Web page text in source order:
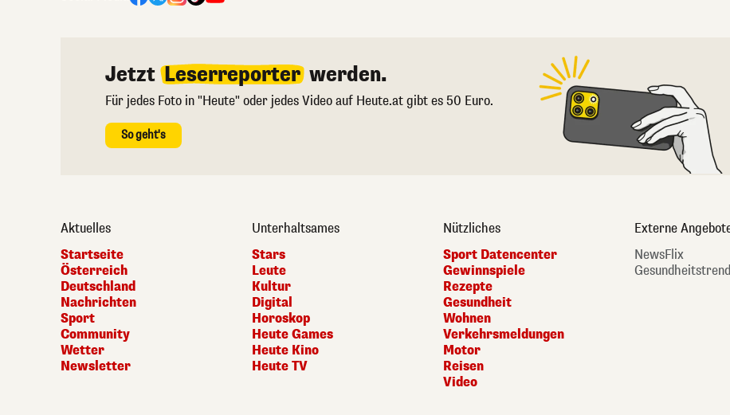
Jetzt Leserreporter werden.
Für jedes Foto in "Heute" oder jedes Video auf Heute.at gibt es 50 Euro.
So geht's
Aktuelles
Startseite
Österreich
Deutschland
Nachrichten
Sport
Community
Wetter
Newsletter
Unterhaltsames
Stars
Leute
Kultur
Digital
Horoskop
Heute Games
Heute Kino
Heute TV
Nützliches
Sport Datencenter
Gewinnspiele
Rezepte
Gesundheit
Wohnen
Verkehrsmeldungen
Motor
Reisen
Video
Externe
NewsFlix